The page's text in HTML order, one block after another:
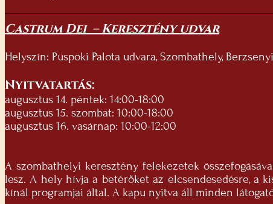
Castrum Dei – Keresztény udvar
Helyszín: Püspöki Palota udvara, Szombathely,
Nyitvatartás:
augusztus 14. péntek: 14:00-18:00
augusztus 15. szombat: 10:00-18:00
augusztus 16. vasárnap: 10:00-12:00
A szombathelyi keresztény felekezetek
lesz. A hely hívja a betérőket az elcsendesedésre, a
kínál programjai által. A kapu nyitva áll minden